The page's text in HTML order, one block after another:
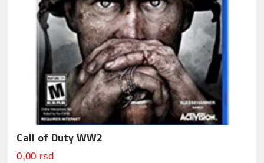
Call of Duty WW2
0,00 rsd